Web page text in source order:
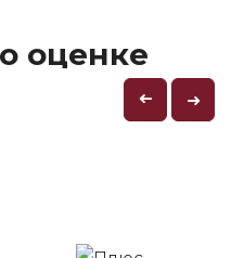
оценке
➜ ➜